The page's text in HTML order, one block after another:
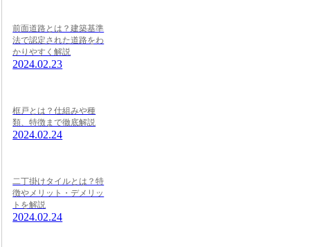
前面道路とは？建築基準
法で認定された道路をわ
かりやすく解説
2024.02.23
框戸とは？仕組みや種
類、特徴まで徹底解説
2024.02.24
二丁掛けタイルとは？特
徴やメリット・デメリッ
トを解説
2024.02.24